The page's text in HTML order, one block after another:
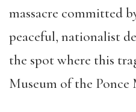
massacre committed
peaceful, nationalist
the spot where this
Museum of the Ponce